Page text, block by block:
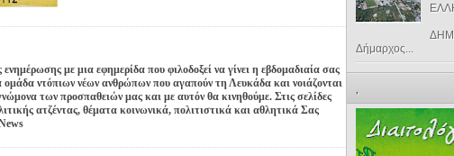
με μια εφημερίδα που φιλοδοξεί να γίνει η εβδομαδιαία σας
ντόπιων νέων ανθρώπων που αγαπούν τη Λευκάδα και νοιάζονται
των προσπαθειών μας και με αυτόν θα κινηθούμε. Στις σελίδες
ατζέντας, θέματα κοινωνικά, πολιτιστικά και αθλητικά Σας
Δήμαρχος...
,